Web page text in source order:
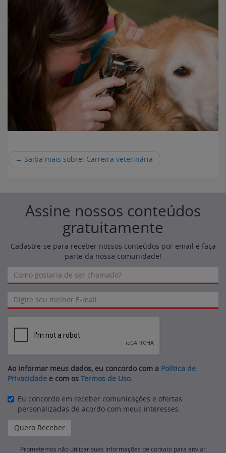
← Saiba mais sobre: Carreira veterinária
Assine nossos conteúdos
gratuitamente
Cadastre-se para receber nossos conteúdos por email e faça
parte da nossa comunidade!
Ao informar meus dados, eu concordo com a Política de
Privacidade e com os Termos de Uso.
Eu concordo em receber comunicações e ofertas
personalizadas de acordo com meus interesses.
Prometemos não utilizar suas informações de contato para enviar